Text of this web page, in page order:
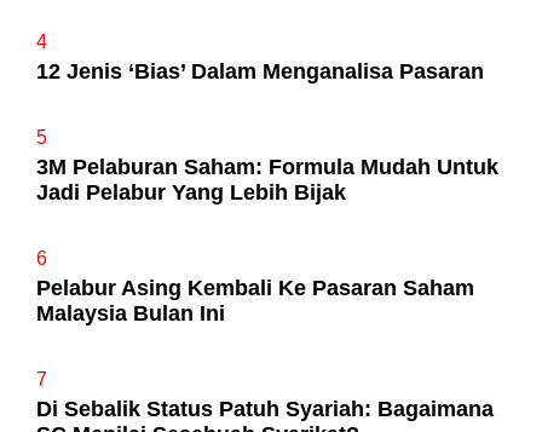
4
12 Jenis ‘Bias’ Dalam Menganalisa Pasaran
5
3M Pelaburan Saham: Formula Mudah Untuk
Jadi Pelabur Yang Lebih Bijak
6
Pelabur Asing Kembali Ke Pasaran Saham
Malaysia Bulan Ini
7
Di Sebalik Status Patuh Syariah: Bagaimana